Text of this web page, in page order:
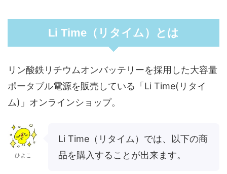
Li Time（リタイム）とは
リン酸鉄リチウムオンバッテリーを採用した大容量
ポータブル電源を販売している「Li Time(リタイ
ム)」オンラインショップ。
ひよこ
Li Time（リタイム）では、以下の商
品を購入することが出来ます。